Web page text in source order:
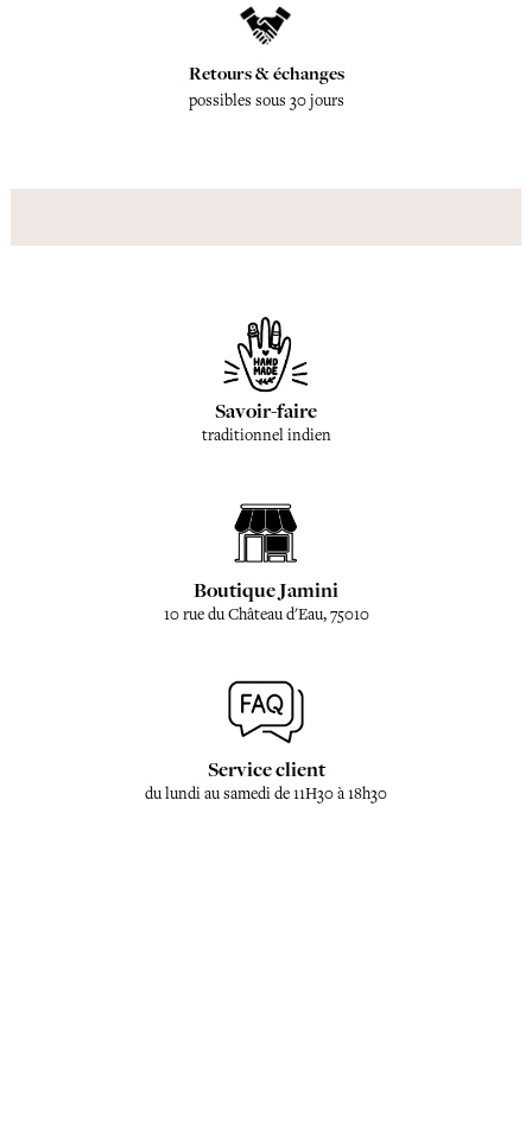
Retours & échanges
possibles sous 30 jours
Savoir-faire
traditionnel indien
Boutique Jamini
10 rue du Château d'Eau, 75010
Service client
du lundi au samedi de 11H30 à 18h30